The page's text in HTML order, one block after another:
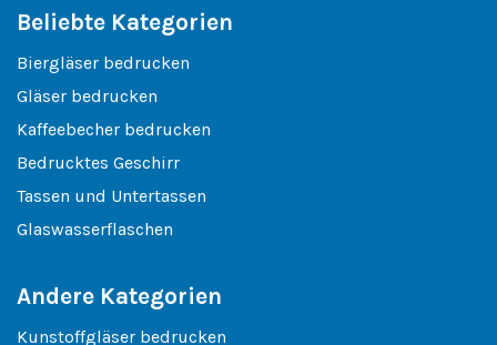
Beliebte Kategorien
Biergläser bedrucken
Gläser bedrucken
Kaffeebecher bedrucken
Bedrucktes Geschirr
Tassen und Untertassen
Glaswasserflaschen
Andere Kategorien
Kunstoffgläser bedrucken